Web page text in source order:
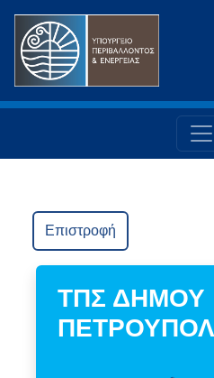
Επιστροφή
ΤΠΣ ΔΗΜΟΥ